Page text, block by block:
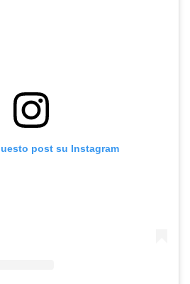
post su Instagram